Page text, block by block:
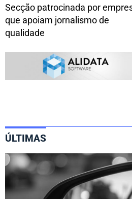
Secção patrocinada por
que apoiam jornalismo de
qualidade
ÚLTIMAS